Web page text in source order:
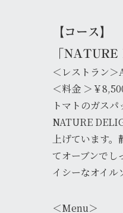
【コース】
「NATURE
＜レストラン
＜料金 ＞￥
トマトのガス
NATURE
上げています
てオーブンでし
イシーなオイル
＜Menu＞